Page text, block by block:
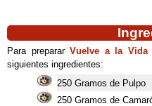
Para prepararVuelve a la Vida
siguientes ingredientes:
250 Gramos de Pulpo
250 Gramos de